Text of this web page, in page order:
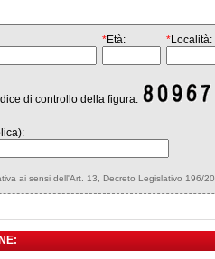
*Età: *Località:
di controllo della figura:
ai sensi dell'Art. 13, Decreto Legislativo 196/